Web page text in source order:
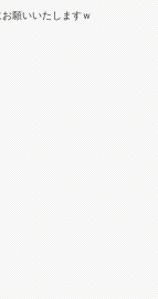
願いいたしますｗ